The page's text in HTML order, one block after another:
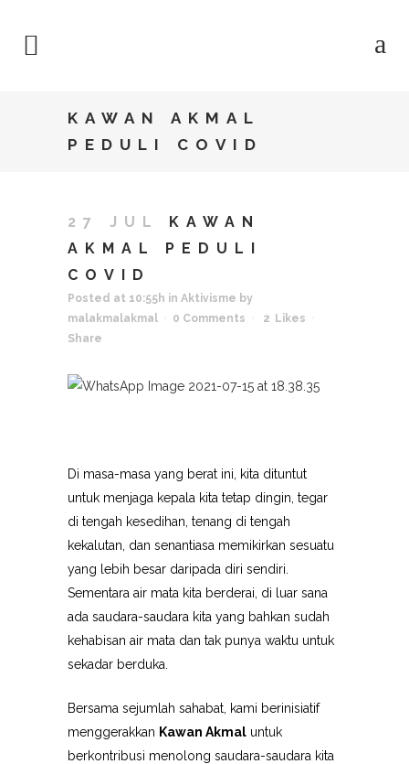
KAWAN AKMAL
PEDULI COVID
27 JUL
KAWAN
AKMAL PEDULI
COVID
Posted at 10:55h in Aktivisme by
malakmalakmal
0 Comments 2
Likes
Share
Di masa-masa yang berat ini, kita dituntut
untuk menjaga kepala kita tetap dingin, tegar
di tengah kesedihan, tenang di tengah
kekalutan, dan senantiasa memikirkan sesuatu
yang lebih besar daripada diri sendiri.
Sementara air mata kita berderai, di luar sana
ada saudara-saudara kita yang bahkan sudah
kehabisan air mata dan tak punya waktu untuk
sekadar berduka.
Bersama sejumlah sahabat, kami berinisiatif
menggerakkan Kawan Akmal untuk
berkontribusi menolong saudara-saudara kita